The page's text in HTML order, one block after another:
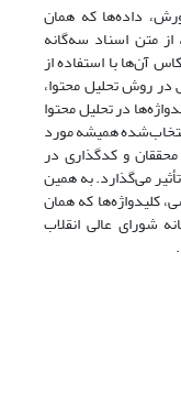
داده‌ها که همان
متن اسناد سه‌گانه
آن‌ها با استفاده از
در روش تحلیل محتوا،
شماره 1). روایی کلید‌واژه‌ها در تحلیل محتوا
همیشه مورد
و کدگذاری در
می‌گذارد. به همین
کلید‌واژه‌ها که همان
شورای عالی انقلاب